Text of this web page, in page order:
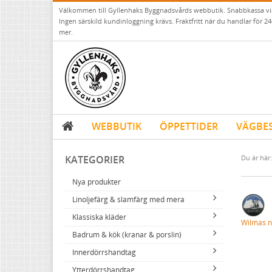
Välkommen till Gyllenhaks Byggnadsvårds webbutik. Snabbkassa
Ingen särskild kundinloggning krävs. Fraktfritt när du handlar för
mer.
WEBBUTIK ÖPPETTIDER
KATEGORIER
Nya produkter
Linoljefärg & slamfärg med mera
Linoljefärger
Vita kulörer
Grå kulörer
Gula kulörer
Matta linoljefärger
Falu rödfärg (slamfärger)
Konstnärsfärger
Klassiska kläder
Resistant Work Wear
Storvästar
Västar
Badrum & kök (kranar & porslin)
Köksblandare
Tvättställsblandare
Innerdörrshandtag
Dörrhandtag mässing (innerdörr)
Ytterdörrshandtag
Du är här:
Wilmas